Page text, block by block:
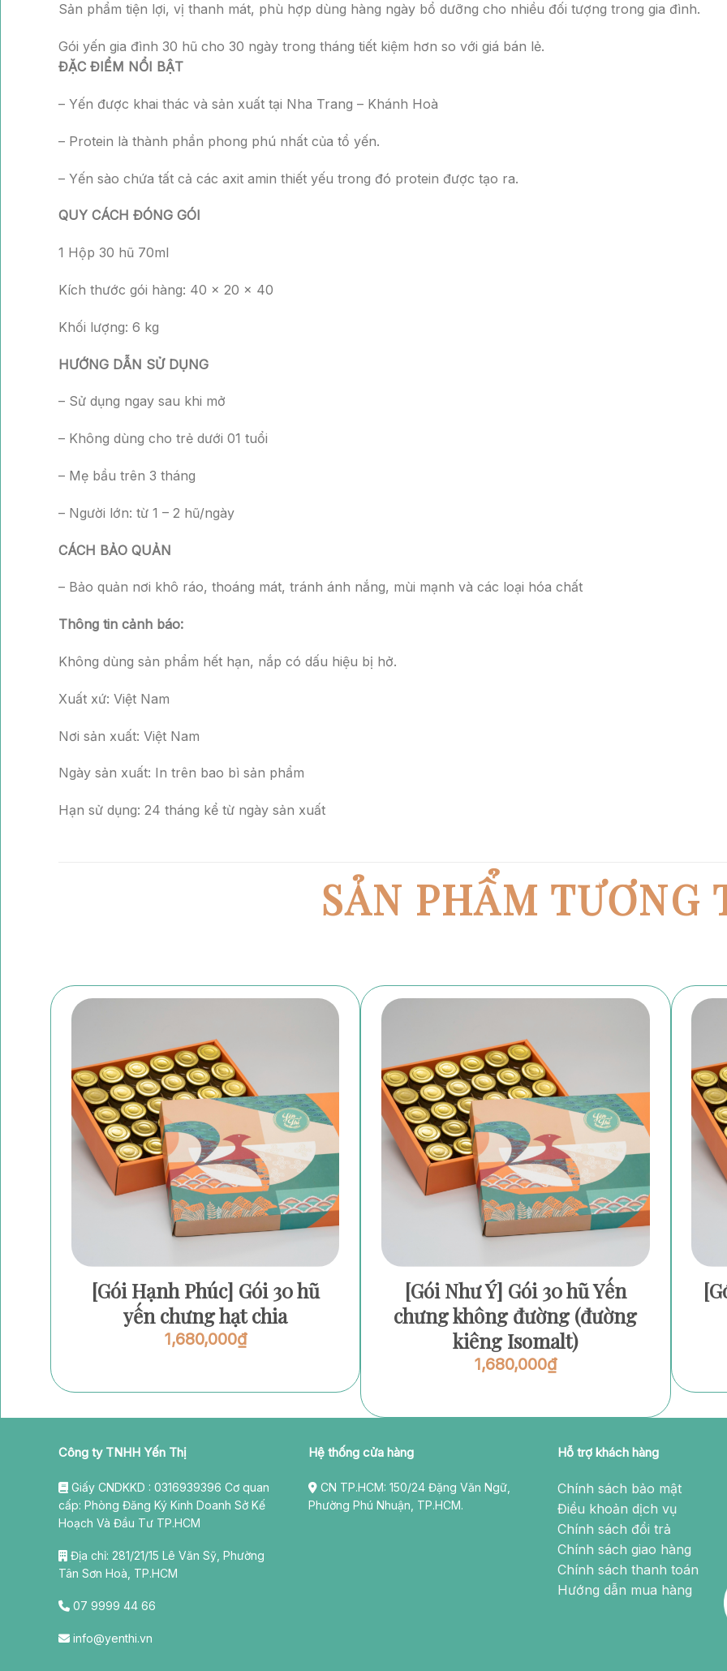
Sản phẩm tiện lợi, vị thanh mát, phù hợp dùng hàng ngày bổ dưỡng cho nhiều đối tượng trong gia đình.
Gói yến gia đình 30 hũ cho 30 ngày trong tháng tiết kiệm hơn so với giá bán lẻ.
ĐẶC ĐIỂM NỔI BẬT
– Yến được khai thác và sản xuất tại Nha Trang – Khánh Hoà
– Protein là thành phần phong phú nhất của tổ yến.
– Yến sào chứa tất cả các axit amin thiết yếu trong đó protein được tạo ra.
QUY CÁCH ĐÓNG GÓI
1 Hộp 30 hũ 70ml
Kích thước gói hàng: 40 x 20 x 40
Khối lượng: 6 kg
HƯỚNG DẪN SỬ DỤNG
– Sử dụng ngay sau khi mở
– Không dùng cho trẻ dưới 01 tuổi
– Mẹ bầu trên 3 tháng
– Người lớn: từ 1 – 2 hũ/ngày
CÁCH BẢO QUẢN
– Bảo quản nơi khô ráo, thoáng mát, tránh ánh nắng, mùi mạnh và các loại hóa chất
Thông tin cảnh báo:
Không dùng sản phẩm hết hạn, nắp có dấu hiệu bị hở.
Xuất xứ: Việt Nam
Nơi sản xuất: Việt Nam
Ngày sản xuất: In trên bao bì sản phẩm
Hạn sử dụng: 24 tháng kể từ ngày sản xuất
SẢN PHẨM TƯƠNG
[Gói Hạnh Phúc] Gói 30 hũ
yến chưng hạt chia
1,680,000₫
[Gói Như Ý] Gói 30 hũ Yến
chưng không đường (đường
kiêng Isomalt)
1,680,000₫
Công ty TNHH Yến Thị
Giấy CNDKKD : 0316939396 Cơ quan
cấp: Phòng Đăng Ký Kinh Doanh Sở Kế
Hoạch Và Đầu Tư TP.HCM
Địa chỉ: 281/21/15 Lê Văn Sỹ, Phường
Tân Sơn Hoà, TP.HCM
07 9999 44 66
info@yenthi.vn
Hệ thống cửa hàng
CN TP.HCM: 150/24 Đặng Văn Ngữ,
Phường Phú Nhuận, TP.HCM.
Hỗ trợ khách hàng
Chính sách bảo mật
Điều khoản dịch vụ
Chính sách đổi trả
Chính sách giao hàng
Chính sách thanh toán
Hướng dẫn mua hàng